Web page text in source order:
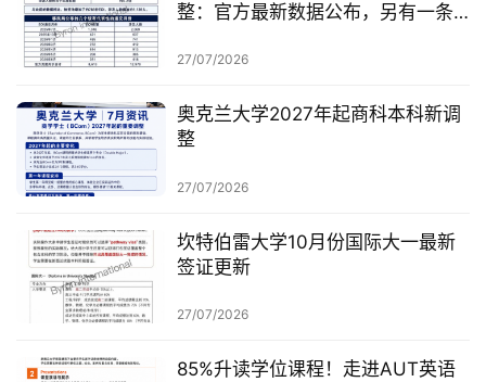
整：官方最新数据公布，另有一条
27/07/2026
奥克兰大学2027年起商科本科新调
整
27/07/2026
坎特伯雷大学10月份国际大一最新
签证更新
27/07/2026
85%升读学位课程！走进AUT英语